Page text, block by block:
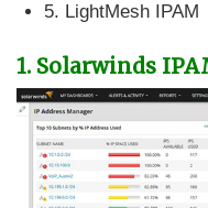
5. LightMesh IPAM
1. Solarwinds